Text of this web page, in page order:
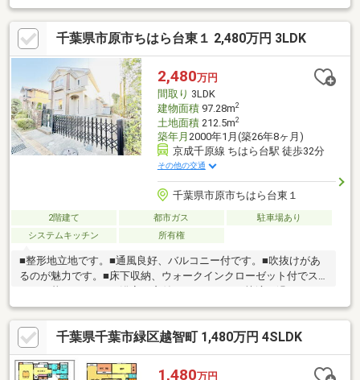
納力も充実！季節物や大きな荷物もスッキリ！■最大3台駐車可能
で来客用スペースにもご活用できます☆ ☆ ☆ ☆ ☆ ☆
☆ ☆ ■もりまちちはら台モール地元の日常を支えるショッピ
ングモール。週末のお買い物からカフェでのひと休みまで、気軽
に立ち寄れる便利な場所です。【木更津 ベルステージ】で検
索！！お問い合わせお待ちしております(*^^*)
千葉県市原市ちはら台東１ 2,480万円 3LDK
2,480万円
間取り 3LDK
建物面積97.28m2
土地面積212.5m2
築年月 2000年1月(築26年8ヶ月)
京成千原線 ちはら台駅 徒歩32分
その他の交通
千葉県市原市ちはら台東１
2階建て 都市ガス
駐車場あり
システムキッチン
所有権
■整形地立地です。■通風良好、バルコニー付です。■吹抜けがあ
るのが魅力です。■床下収納、ウォークインクローゼット付でス
す。■ＴＶモニタ付インターホンで安心です。即入居可。お客様
一人一人に合わせたライフプランのご提案をさせていただきま
す。資金計画、住宅ローン等についてもお気軽にご相談くださ
い。お問い合わせ、お待ちしております。
千葉県千葉市緑区越智町 1,480万円 4SLDK
1,480万円